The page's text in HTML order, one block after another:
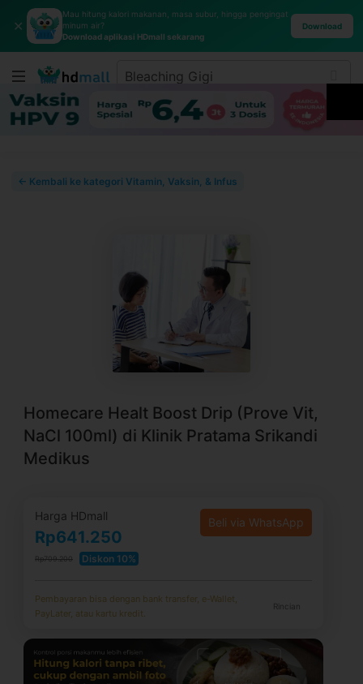
✕
Mau hitung kalori makanan, masa subur, hingga pengingat
minum air?
Download aplikasi HDmall sekarang
Download
← Kembali ke kategori Vitamin, Vaksin, & Infus
Homecare Healt Boost Drip (Prove Vit,
NaCl 100ml) di Klinik Pratama Srikandi
Medikus
Harga HDmall
Rp641.250
Rp709.200 Diskon 10%
Beli via WhatsApp
Pembayaran bisa dengan bank transfer, e-Wallet,
PayLater, atau kartu kredit.
Rincian